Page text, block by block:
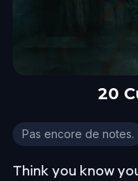
20
20 Cuts in
Pas encore de notes.
Think you know